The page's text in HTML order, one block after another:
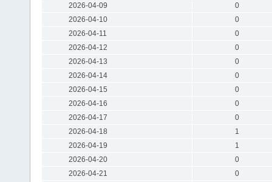
2026-04-09
0
2026-04-10
0
2026-04-11
0
2026-04-12
0
2026-04-13
0
2026-04-14
0
2026-04-15
0
2026-04-16
0
2026-04-17
0
2026-04-18
1
2026-04-19
1
2026-04-20
0
2026-04-21
0